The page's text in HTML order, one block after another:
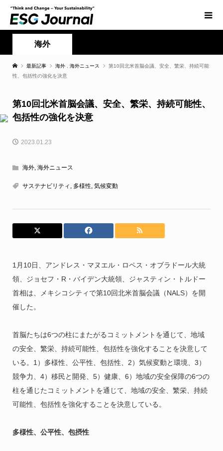
海外
最新記事 海外 海外ニュース
第10回北米首脳会議、安全、繁栄、持続可能
性、包括性の強化を決意
第10回北米首脳会議、安全、繁栄、持続可能性、
包括性の強化を決意
2023.01.23
海外, 海外ニュース
サステナビリティ , 多様性, 気候変動
1月10日、アンドレス・マヌエル・ロペス・オブラドール大統
領、ジョセフ・R・バイデン大統領、ジャスティン・トルドー
首相は、メキシコシティで第10回北米首脳会議（NALS）を開
催した。
首脳たちは6つの柱にまたがるコミットメントを通じて、地域
の安全、繁栄、持続可能性、包括性を強化することを決意して
いる。1）多様性、公平性、包括性、2）気候変動と環境、3）
競争力、4）移民と開発、5）健康、6）地域の安全保障の6つの
柱を通じたコミットメントを通じて、地域の安全、繁栄、持続
可能性、包括性を強化することを決意している。
多様性、公平性、包摂性